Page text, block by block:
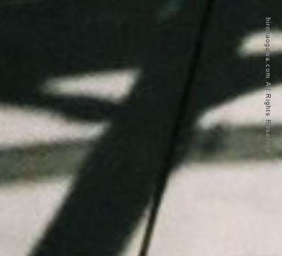
hironaogawa.com All Rights Reserved.